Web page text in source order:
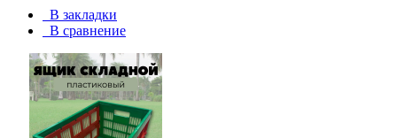
В закладки
В сравнение